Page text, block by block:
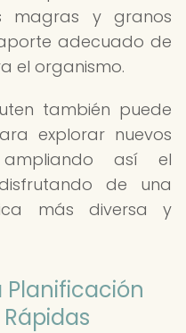
magras y granos
adecuado de
el organismo.
también puede
explorar nuevos
así el
de una
más diversa y
Planificación